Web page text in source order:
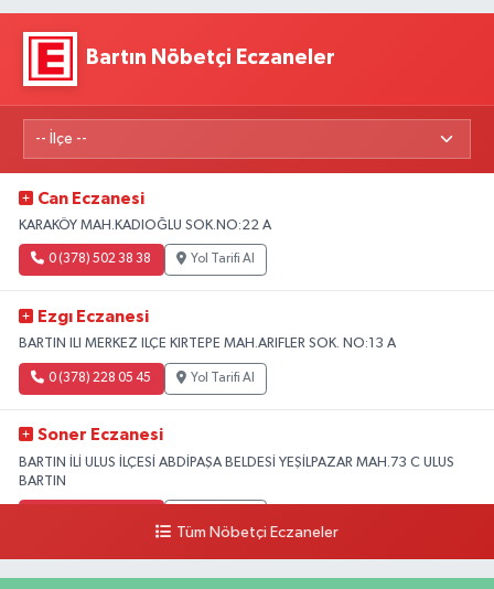
Bartın Nöbetçi Eczaneler
Can Eczanesi
KARAKÖY MAH.KADIOĞLU SOK.NO:22 A
0 (378) 502 38 38 Yol Tarifi Al
Ezgı Eczanesi
BARTIN ILI MERKEZ ILÇE KIRTEPE MAH.ARIFLER SOK. NO:13 A
0 (378) 228 05 45 Yol Tarifi Al
Soner Eczanesi
BARTIN İLİ ULUS İLÇESİ ABDİPAŞA BELDESİ YEŞİLPAZAR MAH.73 C ULUS
BARTIN
Tüm Nöbetçi Eczaneler